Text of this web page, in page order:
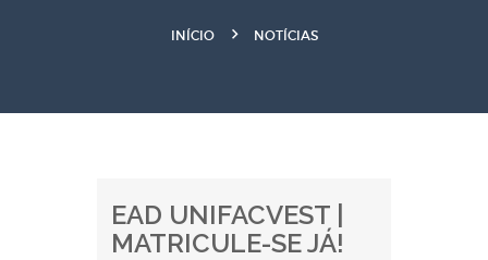
INÍCIO NOTÍCIAS
EAD UNIFACVEST |
MATRICULE-SE JÁ!